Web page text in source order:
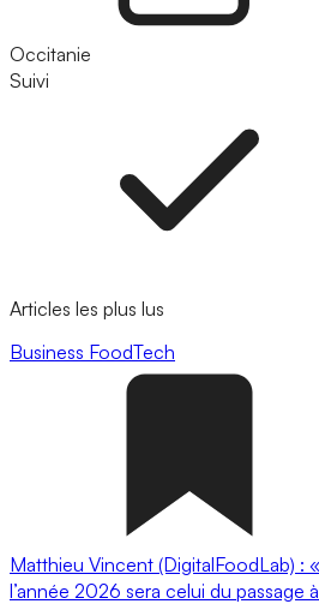
Occitanie
Suivi
Articles les plus lus
Business FoodTech
Matthieu Vincent (DigitalFoodLab) :
l’année 2026 sera celui du passage